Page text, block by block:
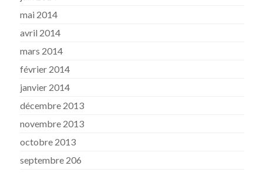
mai 2014
avril 2014
mars 2014
février 2014
janvier 2014
décembre 2013
novembre 2013
octobre 2013
septembre 206